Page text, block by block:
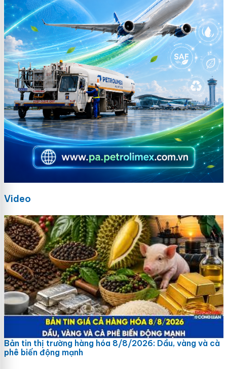
Video
Bản tin thị trường hàng hóa 8/8/2026: Dầu, vàng và cà
phê biến động mạnh